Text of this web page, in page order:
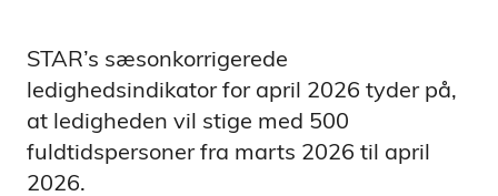
STAR’s sæsonkorrigerede
ledighedsindikator for april 2026 tyder på,
at ledigheden vil stige med 500
fuldtidspersoner fra marts 2026 til april
2026.